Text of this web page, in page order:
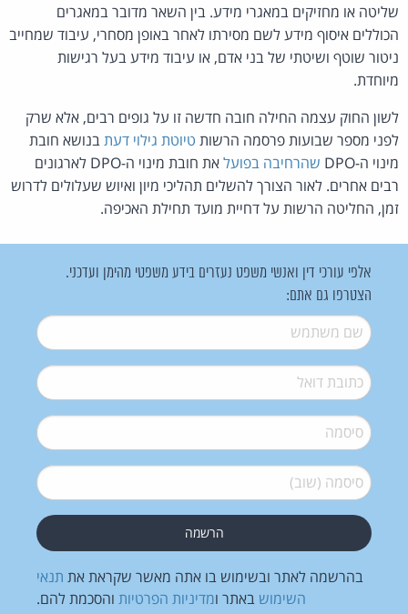
שליטה או מחזיקים במאגרי מידע. בין השאר מדובר במאגרים
הכוללים איסוף מידע לשם מסירתו לאחר באופן מסחרי, עיבוד שמחייב
ניטור שוטף ושיטתי של בני אדם, או עיבוד מידע בעל רגישות
מיוחדת.
לשון החוק עצמה החילה חובה חדשה זו על גופים רבים, אלא שרק
לפני מספר שבועות פרסמה הרשות טיוטת גילוי דעתבנושא חובת
מינוי ה-DPO
שהרחיבה בפועל
את חובת מינוי ה-DPO לארגונים
רבים אחרים. לאור הצורך להשלים תהליכי מיון ואיוש שעלולים לדרוש
זמן, החליטה הרשות על דחיית מועד תחילת האכיפה.
אלפי עורכי דין ואנשי משפט נעזרים בידע משפטי מהימן ועדכני.
הצטרפו גם אתם:
שם משתמש*
דואל*
סיסמה*
סיסמה (שוב)*
בהרשמה לאתר ובשימוש בו אתה מאשר שקראת את תנאי
השימוש באתר ומדיניות הפרטיות והסכמת להם.